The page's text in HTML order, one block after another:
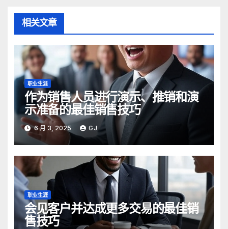
相关文章
职业生涯
作为销售人员进行演示、推销和演
示准备的最佳销售技巧
6 月 3, 2025 GJ
职业生涯
会见客户并达成更多交易的最佳销
售技巧